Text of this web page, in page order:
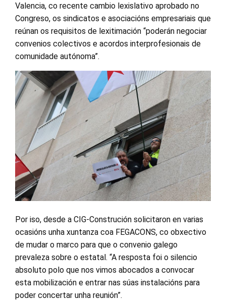
Valencia, co recente cambio lexislativo aprobado no
Congreso, os sindicatos e asociacións empresariais que
reúnan os requisitos de lexitimación “poderán negociar
convenios colectivos e acordos interprofesionais de
comunidade autónoma”.
Por iso, desde a CIG-Construción solicitaron en varias
ocasións unha xuntanza coa FEGACONS, co obxectivo
de mudar o marco para que o convenio galego
prevaleza sobre o estatal. “A resposta foi o silencio
absoluto polo que nos vimos abocados a convocar
esta mobilización e entrar nas súas instalacións para
poder concertar unha reunión”.